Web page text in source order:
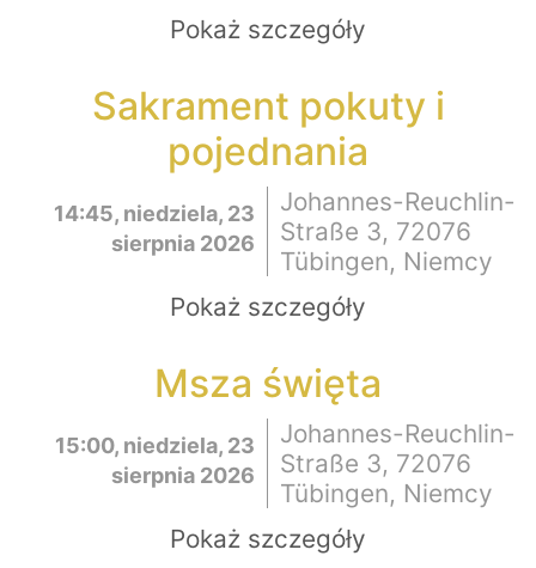
Pokaż szczegóły
Sakrament pokuty i
pojednania
14:45, niedziela, 23
sierpnia 2026
Johannes-Reuchlin-
Straße 3, 72076
Tübingen, Niemcy
Pokaż szczegóły
Msza święta
15:00, niedziela, 23
sierpnia 2026
Johannes-Reuchlin-
Straße 3, 72076
Tübingen, Niemcy
Pokaż szczegóły